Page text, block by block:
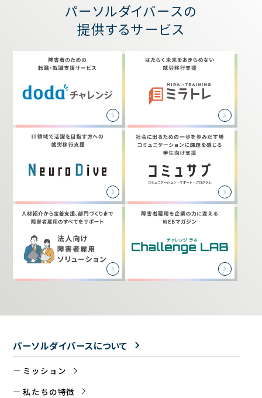
パーソルダイバースの
提供するサービス
パーソルダイバースについて
ミッション
私たちの特徴